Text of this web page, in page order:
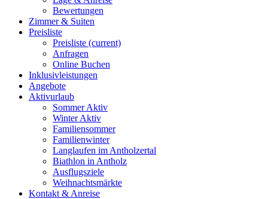
Bewertungen
Zimmer & Suiten
Preisliste
Preisliste (current)
Anfragen
Online Buchen
Inklusivleistungen
Angebote
Aktivurlaub
Sommer Aktiv
Winter Aktiv
Familiensommer
Familienwinter
Langlaufen im Antholzertal
Biathlon in Antholz
Ausflugsziele
Weihnachtsmärkte
Kontakt & Anreise